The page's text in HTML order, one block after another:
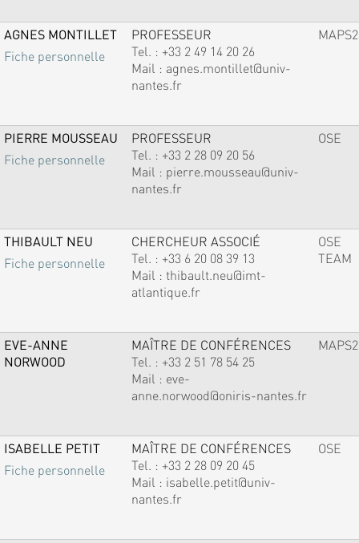
AGNES MONTILLET
Fiche personnelle
PROFESSEUR
Tel. : +33 2 49 14 20 26
Mail : agnes.montillet@univ-
nantes.fr
MAPS2
PIERRE MOUSSEAU
Fiche personnelle
PROFESSEUR
Tel. : +33 2 28 09 20 56
Mail : pierre.mousseau@univ-
nantes.fr
OSE
THIBAULT NEU
Fiche personnelle
CHERCHEUR ASSOCIÉ
Tel. : +33 6 20 08 39 13
Mail : thibault.neu@imt-
atlantique.fr
OSE
TEAM
EVE-ANNE
NORWOOD
MAÎTRE DE CONFÉRENCES
Tel. : +33 2 51 78 54 25
Mail : eve-
anne.norwood@oniris-nantes.fr
MAPS2
ISABELLE PETIT
Fiche personnelle
MAÎTRE DE CONFÉRENCES
Tel. : +33 2 28 09 20 45
Mail : isabelle.petit@univ-
nantes.fr
OSE